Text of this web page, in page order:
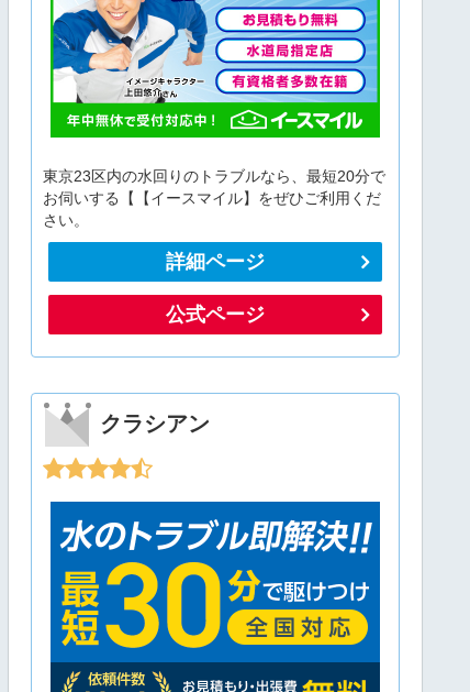
東京23区内の水回りのトラブルなら、最短20分で
お伺いする【【イースマイル】をぜひご利用くだ
さい。
詳細ページ
公式ページ
クラシアン